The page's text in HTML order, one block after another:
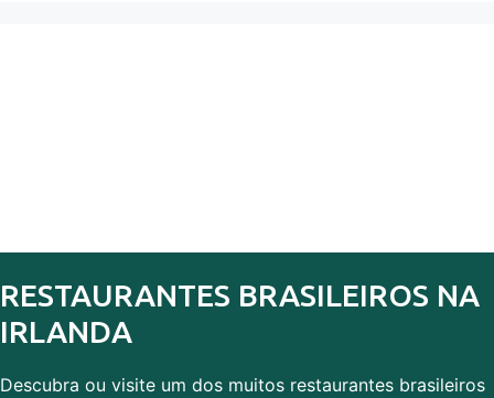
RESTAURANTES BRASILEIROS NA
IRLANDA
Descubra ou visite um dos muitos restaurantes brasileiros